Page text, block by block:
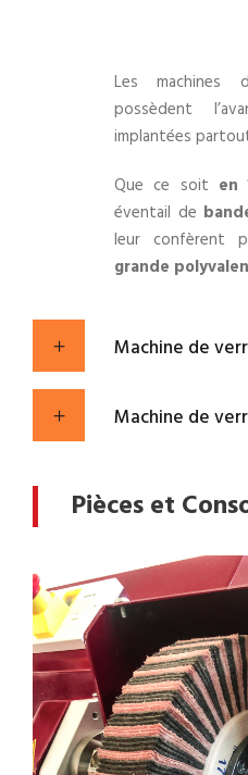
Les
possèdent
implantées
Que ce soit en
éventail de
leur confèrent
grande
Machine de
Machine de
Pièces et